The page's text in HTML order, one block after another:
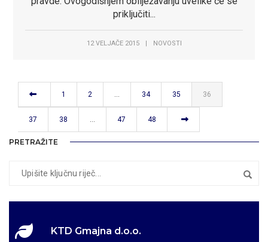
priključiti...
12 VELJAČE 2015 | NOVOSTI
1 2 … 34 35 36
37 38 … 47 48
PRETRAŽITE
KTD Gmajna d.o.o.